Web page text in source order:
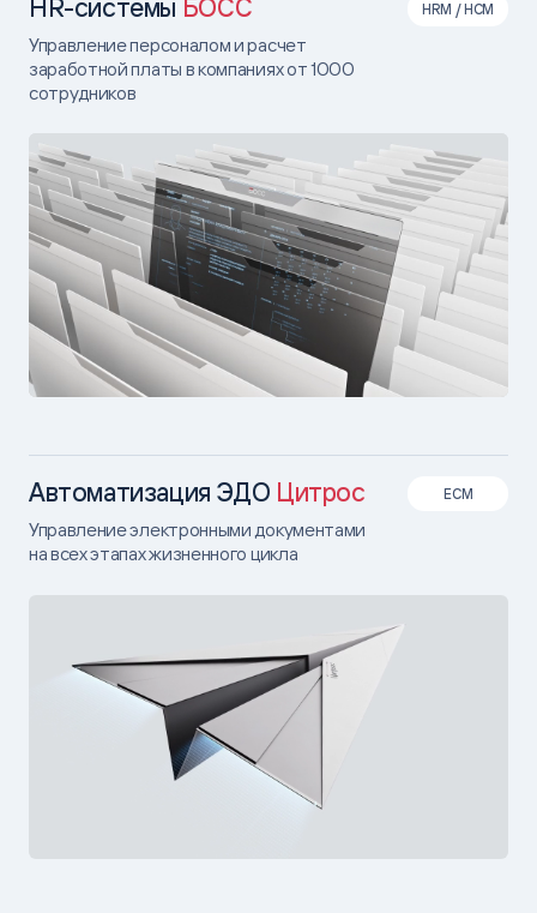
HR-системы БОСС HRM / HCM
Управление персоналом и расчет
заработной платы в компаниях от 1000
сотрудников
Автоматизация ЭДО Цитрос ECM
Управление электронными документами
на всех этапах жизненного цикла